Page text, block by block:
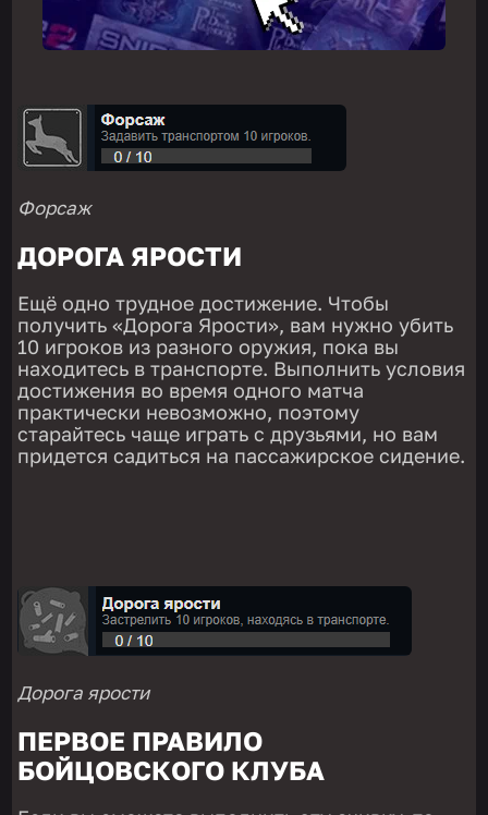
Форсаж
ДОРОГА ЯРОСТИ
Ещё одно трудное достижение. Чтобы
получить «Дорога Ярости», вам нужно убить
10 игроков из разного оружия, пока вы
находитесь в транспорте. Выполнить условия
достижения во время одного матча
практически невозможно, поэтому
старайтесь чаще играть с друзьями, но вам
придется садиться на пассажирское сидение.
Дорога ярости
ПЕРВОЕ ПРАВИЛО
БОЙЦОВСКОГО КЛУБА